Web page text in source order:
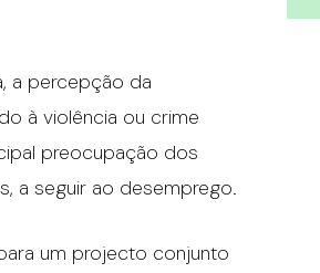
a percepção da
à violência ou crime
preocupação dos
a seguir ao desemprego.
um projecto conjunto